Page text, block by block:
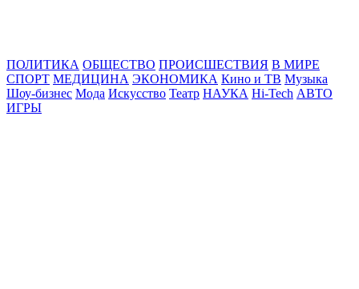
ПОЛИТИКА ОБЩЕСТВО ПРОИСШЕСТВИЯ В МИРЕ
СПОРТ МЕДИЦИНА ЭКОНОМИКА Кино и ТВ Музыка
Шоу-бизнес Мода Искусство Театр НАУКА Hi-Tech АВТО
ИГРЫ